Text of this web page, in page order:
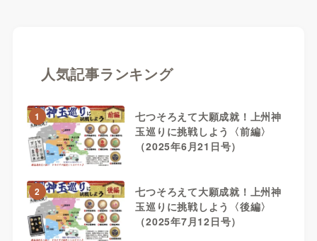
人気記事ランキング
1
七つそろえて大願成就！上州神
玉巡りに挑戦しよう〈前編〉
（2025年6月21日号）
2
七つそろえて大願成就！上州神
玉巡りに挑戦しよう〈後編〉
（2025年7月12日号）